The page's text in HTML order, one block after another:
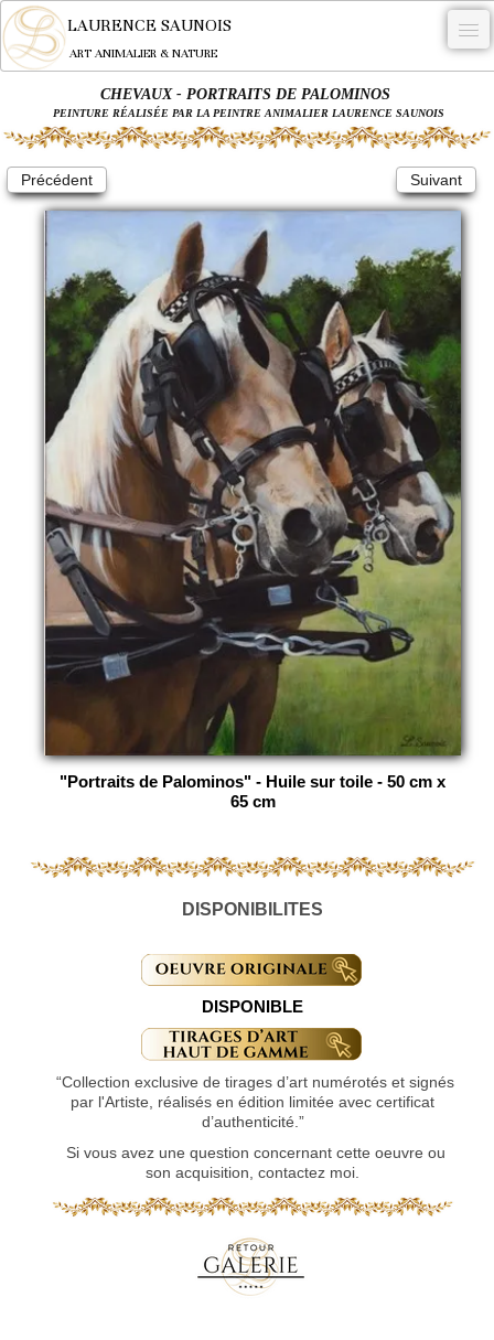
LAURENCE SAUNOIS
ART ANIMALIER & NATURE
NYMPHEUS LUMINANSIS.
OEUVRES
COMMANDE
L'ARTISTE.
NEWS
CONTACT
Français
0
CHEVAUX - PORTRAITS DE PALOMINOS
PEINTURE RÉALISÉE PAR LA PEINTRE ANIMALIER LAURENCE SAUNOIS
Précédent Suivant
"Portraits de Palominos" - Huile sur toile - 50 cm x
65 cm
DISPONIBILITES
DISPONIBLE
“Collection exclusive de tirages d’art numérotés et signés
par l'Artiste, réalisés en édition limitée avec certificat
d’authenticité.”
Si vous avez une question concernant cette oeuvre ou
son acquisition, contactez moi.